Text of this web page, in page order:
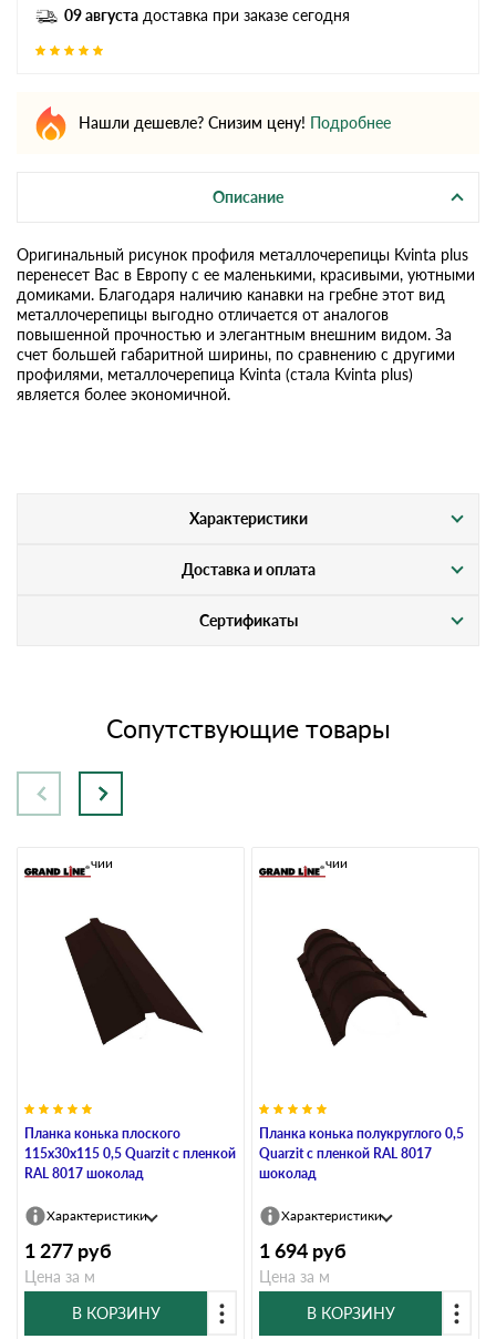
09 августа доставка при заказе сегодня
Нашли дешевле? Снизим цену! Подробнее
Описание
Оригинальный рисунок профиля металлочерепицы Kvinta plus
перенесет Вас в Европу с ее маленькими, красивыми, уютными
домиками. Благодаря наличию канавки на гребне этот вид
металлочерепицы выгодно отличается от аналогов
повышенной прочностью и элегантным внешним видом. За
счет большей габаритной ширины, по сравнению с другими
профилями, металлочерепица Kvinta (стала Kvinta plus)
является более экономичной.
Характеристики
Доставка и оплата
Сертификаты
Сопутствующие товары
Планка конька плоского
115х30х115 0,5 Quarzit с пленкой
RAL 8017 шоколад
В наличии
Характеристики
1 277 руб
Цена за м
В КОРЗИНУ
Планка конька полукруглого 0,5
Quarzit с пленкой RAL 8017
шоколад
В наличии
Характеристики
1 694 руб
Цена за м
В КОРЗИНУ